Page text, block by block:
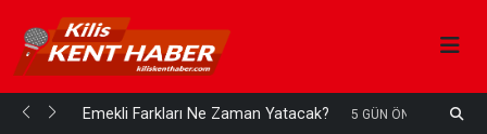
mi... Emekli Farkları Ne Zaman Yatacak? 5 GÜN ÖNCE